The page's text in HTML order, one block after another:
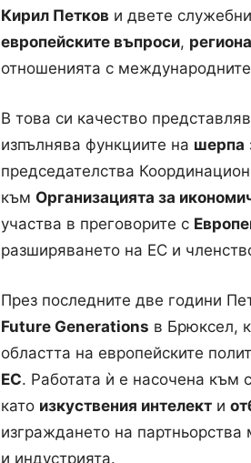
Кирил Петков и двете
европейските въпроси,
отношенията с
В това си качество
изпълнява функциите на шерпа
председателства
към Организацията за
участва в преговорите с
разширяването на ЕС и
През последните две години
Future Generations в Брюксел,
областта на европейските
ЕС. Работата ѝ е насочена към
като изкуствения интелект и
изграждането на
и индустрията.